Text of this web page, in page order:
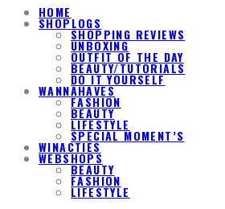
HOME
SHOPLOGS
SHOPPING REVIEWS
UNBOXING
OUTFIT OF THE DAY
BEAUTY/TUTORIALS
DO IT YOURSELF
WANNAHAVES
FASHION
BEAUTY
LIFESTYLE
SPECIAL MOMENT’S
WINACTIES
WEBSHOPS
BEAUTY
FASHION
LIFESTYLE